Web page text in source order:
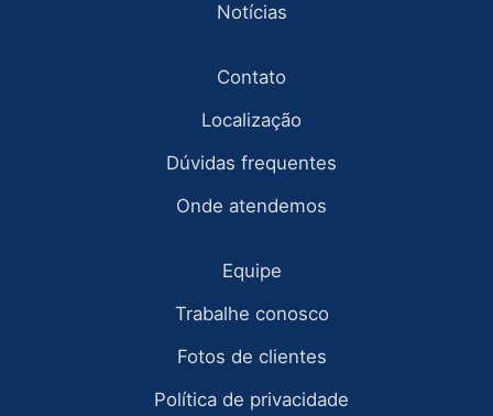
Notícias
Contato
Localização
Dúvidas frequentes
Onde atendemos
Equipe
Trabalhe conosco
Fotos de clientes
Política de privacidade